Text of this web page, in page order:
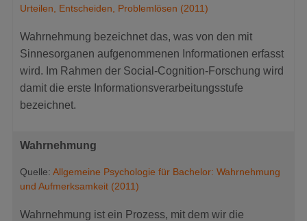
Urteilen, Entscheiden, Problemlösen (2011)
Wahrnehmung bezeichnet das, was von den mit
Sinnesorganen aufgenommenen Informationen erfasst
wird. Im Rahmen der Social-Cognition-Forschung wird
damit die erste Informationsverarbeitungsstufe
bezeichnet.
Wahrnehmung
Quelle: Allgemeine Psychologie für Bachelor: Wahrnehmung
und Aufmerksamkeit (2011)
Wahrnehmung ist ein Prozess, mit dem wir die